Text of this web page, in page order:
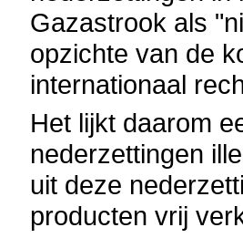
Gazastrook als
opzichte van de
internationaal
Het lijkt daarom
nederzettingen
uit deze
producten vrij